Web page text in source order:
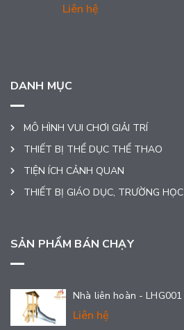
Liên hệ
DANH MỤC
MÔ HÌNH VUI CHƠI GIẢI TRÍ
THIẾT BỊ THỂ DỤC THỂ THAO
TIỆN ÍCH CẢNH QUAN
THIẾT BỊ GIÁO DỤC, TRƯỜNG HỌC
SẢN PHẨM BÁN CHẠY
Nhà liên hoàn - LHG001
Liên hệ